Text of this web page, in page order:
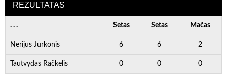
REZULTATAS
. . . Setas Setas Mačas
Nerijus Jurkonis 6 6 2
Tautvydas Račkelis 0 0 0